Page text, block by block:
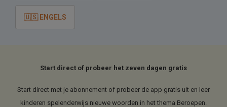
🇺🇸 ENGELS
Start direct of probeer het zeven dagen gratis
Start direct met je abonnement of probeer de app gratis uit en leer
kinderen spelenderwijs nieuwe woorden in het thema Beroepen.